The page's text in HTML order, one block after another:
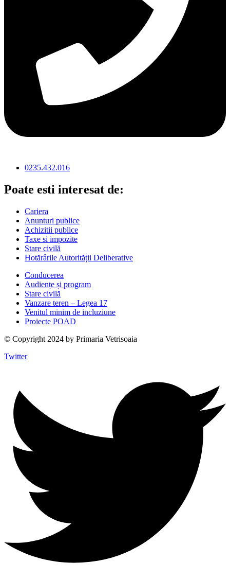
0235.432.016
Poate esti interesat de:
Cariera
Anunturi publice
Achizitii publice
Taxe si impozite
Stare civilă
Hotărârile Autorității Deliberative
Conducerea
Audiențe și program
Stare civilă
Vanzare teren – Legea 17
Venitul minim de incluziune
Proiecte POAD
© Copyright 2024 by Primaria Vetrisoaia
Twitter